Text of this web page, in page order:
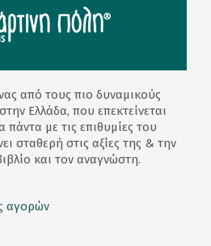
από τους πιο δυναμικούς
Ελλάδα, που επεκτείνεται
με τις επιθυμίες του
σταθερή στις αξίες της & την
και τον αναγνώστη.
αγορών